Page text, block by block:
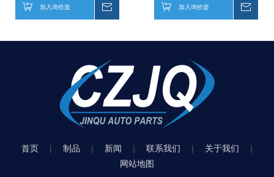
加入询价篮 加入询价篮
首页 | 制品 | 新闻 | 联系我们 | 关于我们
|
网站地图